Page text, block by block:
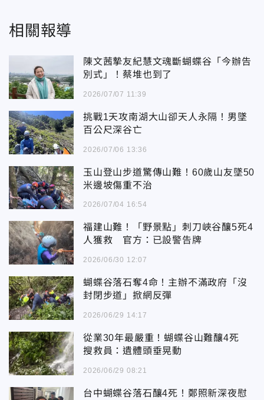
相關報導
陳文茜摯友紀慧文魂斷蝴蝶谷「今辦告
別式」！蔡堆也到了
2026/07/07 11:39
挑戰1天攻南湖大山卻天人永隔！男墜
百公尺深谷亡
2026/07/06 13:36
玉山登山步道驚傳山難！60歲山友墜50
米邊坡傷重不治
2026/07/04 16:54
福建山難！「野景點」刺刀峽谷釀5死4
人獲救 官方：已設警告牌
2026/06/30 12:07
蝴蝶谷落石奪4命！主辦不滿政府「沒
封閉步道」掀網反彈
2026/06/29 14:17
從業30年最嚴重！蝴蝶谷山難釀4死
搜救員：遺體頭垂晃動
2026/06/29 08:21
台中蝴蝶谷落石釀4死！鄭照新深夜慰